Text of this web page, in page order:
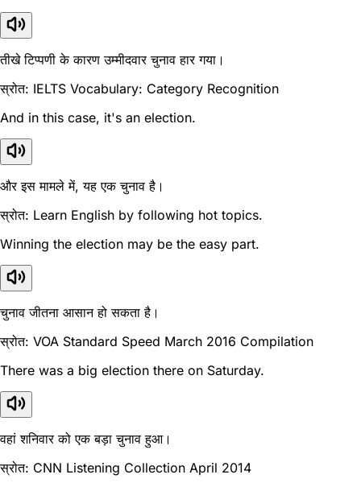
तीखे टिप्पणी के कारण उम्मीदवार चुनाव हार गया।
स्रोत: IELTS Vocabulary: Category Recognition
And in this case, it's an election.
और इस मामले में, यह एक चुनाव है।
स्रोत: Learn English by following hot topics.
Winning the election may be the easy part.
चुनाव जीतना आसान हो सकता है।
स्रोत: VOA Standard Speed March 2016 Compilation
There was a big election there on Saturday.
वहां शनिवार को एक बड़ा चुनाव हुआ।
स्रोत: CNN Listening Collection April 2014